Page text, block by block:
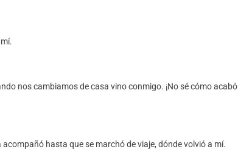
nos cambiamos de casa vino conmigo. ¡No sé cómo acabó
hasta que se marchó de viaje, dónde volvió a mí.